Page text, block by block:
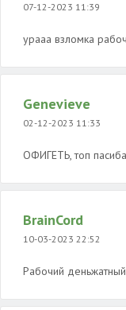
07-12-2023 11:39
урааа взломка
Genevieve
02-12-2023 11:33
ОФИГЕТЬ, топ
BrainCord
10-03-2023 22:52
Рабочий